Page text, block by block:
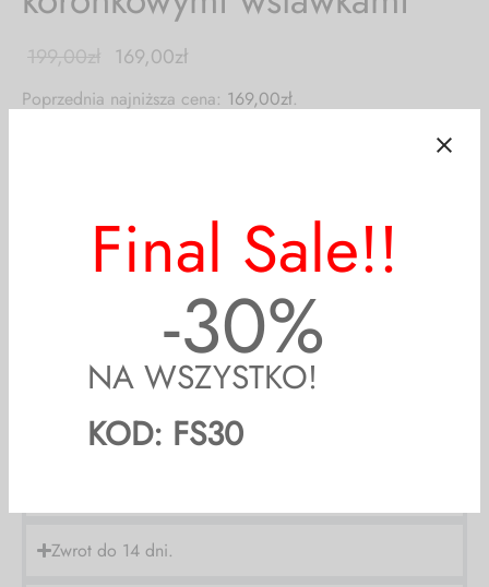
Final Sale!!
-30%
199,00zł 169,00zł
Poprzednia najniższa cena: 169,00zł.
Bluzki są luźniejsze, nie polecam dla drobnych osób
Dokładne wymiary poniżej.
SZYBKA WYSYŁKA!
Formy dostawy
Zwrot do 14 dni.